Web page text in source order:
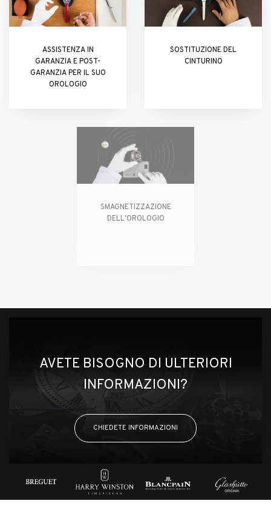
ASSISTENZA IN
GARANZIA E POST-
GARANZIA PER IL SUO
OROLOGIO
SOSTITUZIONE DEL
CINTURINO
SMAGNETIZZAZIONE
DELL'OROLOGIO
AVETE BISOGNO DI ULTERIORI
INFORMAZIONI?
CHIEDETE INFORMAZIONI